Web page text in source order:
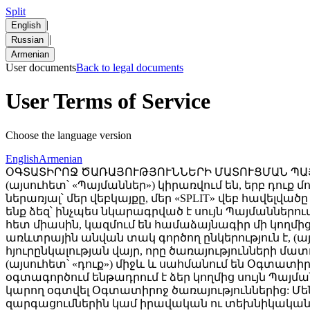
Split
English |
Russian |
Armenian
User documentsBack to legal documents
User Terms of Service
Choose the language version
EnglishArmenian
ՕԳՏԱՏԻՐՈՋ ԾԱՌԱՅՈՒԹՅՈՒՆՆԵՐԻ ՄԱՏՈՒՑՄԱՆ ՊԱՅՄԱՆՆԵՐ Վերջին թարմացումը՝ մարտի 2, 2026թ. Սույն Ծառայությունների մատուցման պայմանները (այսուհետ՝ «Պայմաններ») կիրառվում են, երբ դուք մուտք եք գործում, օգտագործում կամ փոխազդում եք SPLIT-ի և մեր սպառողական ծառայությունների հետ, ներառյալ՝ մեր վեբկայքը, մեր «SPLIT» վեբ հավելվածը (այսուհետ՝ «SPLIT» կամ «SPLIT վեբ հավելված») և առցանց այլ ծառայությունները, որոնք մենք մատուցում ենք ձեզ՝ ինչպես նկարագրված է սույն Պայմաններում (միասին՝ «Օգտատիրոջ ծառայություններ»): Սույն Պայմանները, մեր Գաղտնիության քաղաքականության հետ միասին, կազմում են համաձայնագիր մի կողմից ՋԻ ԸՆԴ ԷՅՉ ՏՐԱՆՍ ԼՈՋԻՍՏԻԿ ՍՊԸ-ի, որը Հայաստանի Հանրապետությունում գրանցված, «SPLIT» առևտրային անվան տակ գործող ընկերություն է, (այսուհետ՝ «SPLIT» կամ «մենք») և մյուս կողմից՝ ձեր՝ որպես Հաստատության (ռեստորան կամ հյուրընկալության վայր, որը ծառայությունների մատուցման պայմանագիր է կնքել SPLIT-ի հետ) հաճախորդի և/կամ Օգտատիրոջ ծառայություններից օգտվողի (այսուհետ՝ «դուք») միջև և սահմանում են Օգտատիրոջ ծառայություններից ձեր օգտվելու պայմանները: Օգտատիրոջ ծառայություններից ցանկացած օգտագործում ենթադրում է ձեր կողմից սույն Պայմանների նախնական, հստակ և անվերապահ ընդունումը: Եթե դուք համաձայն չեք Պայմաններին, դուք չեք կարող օգտվել Օգտատիրոջ ծառայություններից: Մենք կարող ենք ժամանակ առ ժամանակ փոփոխել Պայմանները՝ հիմնականում SPLIT վեբ հավելվածի զարգացումներին կամ իրավական ու տեխնիկական փոփոխություններին համապատասխանեցնելու նպատակով: Գործող օրենսդրությամբ պահանջվող դեպքերում կամ այն ​​դեպքերում, երբ փոփոխությունները էական են, մենք ձեզ կտեղեկացնենք էլեկտրոնային փոստով ՝ նախքան փոփոխությունների ուժի մեջ մտնելը։ Ցանկացած վերանայված պայման կամ քաղաքականություն հասանելի կլինի նաև մեր վեբկայքում: Ձեր պատասխանատվությունն է ստուգել, որ կարդացել և համաձայն եք Պայմանների վերջին տարբերակին նախքան Օգտատիրոջ ծառայություններից օգտվելը: Բաժին 1 – Օգտատիրոջ հաշիվ SPLIT վեբ հավելվածում օգտատիրոջ հաշվի (այսուհետ՝ «Օգտատիրոջ հաշիվ») ստեղծումը պարտադիր չէ SPLIT-ի միջոցով վճարումներ կատարելու համար: Երբ դուք օգտվում եք Օգտատիրոջ որոշ ծառայություններից, օրինակ՝ վճարում եք Apple Pay-ի կամ Google Pay-ի միջոցով, կամ վճարելուց հետո հայցում եք առցանց անդորրագիր, ձեր որոշ տվյալներ պահպանվում են SPLIT-ի կողմից: Օրինակ՝ ձեր էլեկտրոնային փոստի հասցեն պահպանվում է ձեր վճարման հաստատումից հետո առցանց անդորրագիրը ձեզ առաքելու նպատակով: Օգտվելով օգտատիրոջ ծառայություններից՝ դուք հաստատում եք, որ առնվազն 18 տարեկան եք։ Բաժին 2 – SPLIT-ի և Օգտատիրոջ ծառայությունների օգտագործումը Ցուցադրելով մեր QR կոդերը կամ ներդնելով մեր լուծումները հաճախորդների սպասարկման ցանկացած փուլում՝ Հաստատությունը կարող է թույլ տալ ձեզ օգտվել Օգտատիրոջ ծառայություններից որոշներից կամ բոլորից, որոնք ներառում են, բայց չեն սահմանափակվում հետևյալով. ծանոթանալ ճաշացանկին և կատարել պատվեր, իրական ժամանակում տեսնել հաշիվը, վճարել հաշիվն ավելի արագ՝ առանց մատուցողին սպասելու և/կամ վաճառքի կետում հերթ կանգնելու, ստանալ վճարային գործարքի էլեկտրոնային անդորրագիր, թողնել կարծիք Հաստատության մասին: SPLIT-ը չի գործում որպես վճարային ծառայությունների մատակարար: Վճարումները մշակվում են Ամերիաբանկի կողմից՝ որպես վճարային ծառայությունների մատակարար: SPLIT-ը տրամադրում է տեխնոլոգիական ինտերֆեյս, որը ձեզ կապում է այդ ծառայության հետ: 2.1 Վճարել հաշիվն ավելի արագ Դուք կարող եք վճարել հաշիվն ամբողջությամբ կամ մասնակի SPLIT-ի միջոցով՝ անկախ այն բանից, թե պատվերը կատարվել է SPLIT-ով, թե